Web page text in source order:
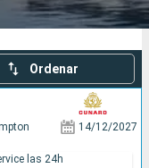
Ordenar
14/12/2027
las 24h